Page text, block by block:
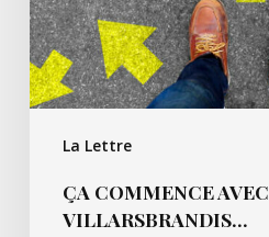
La Lettre
ÇA COMMENCE AVEC
VILLARSBRANDIS…